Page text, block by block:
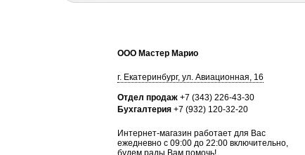
ООО Мастер Марио
г. Екатеринбург, ул. Авиационная, 16
Отдел продаж +7 (343) 226-43-30
Бухгалтерия +7 (932) 120-32-20
Интернет-магазин работает для Вас
ежедневно с 09:00 до 22:00 включительно,
будем рады Вам помочь!